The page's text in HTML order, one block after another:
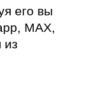
его вы
MAX,